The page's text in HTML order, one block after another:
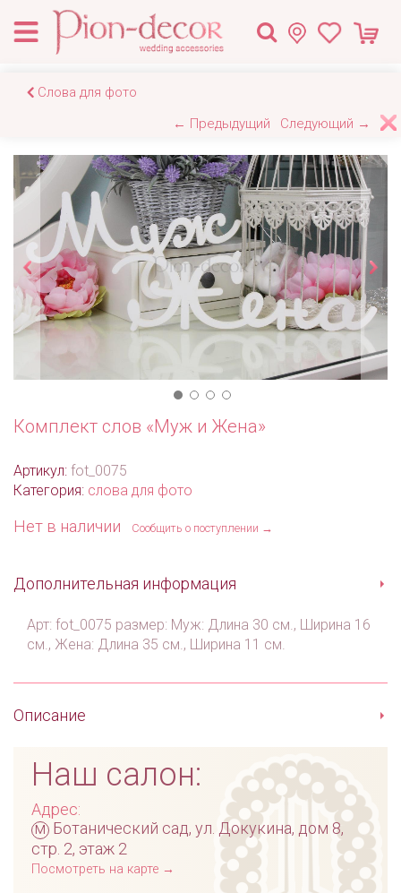
Слова для фото
← Предыдущий
Следующий →
Комплект слов «Муж и Жена»
Артикул: fot_0075
Категория: слова для фото
Нет в наличии Сообщить о поступлении →
Дополнительная информация
Арт: fot_0075 размер: Муж: Длина 30 см., Ширина 16
см., Жена: Длина 35 см., Ширина 11 см.
Описание
Наш салон:
Адрес:
м Ботанический сад, ул. Докукина, дом 8,
стр. 2, этаж 2
Посмотреть на карте →